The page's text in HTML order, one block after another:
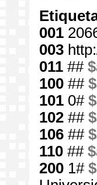
001
003
011 ##
100 ##
101 0#
102 ##
106 ##
110 ##
200 1#